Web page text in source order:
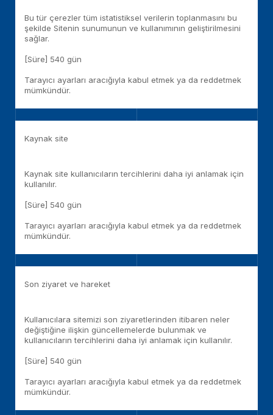
Bu tür çerezler tüm istatistiksel verilerin toplanmasını bu
şekilde Sitenin sunumunun ve kullanımının geliştirilmesini
sağlar.
[Süre] 540 gün
Tarayıcı ayarları aracığıyla kabul etmek ya da reddetmek
mümkündür.
Kaynak site
Kaynak site kullanıcıların tercihlerini daha iyi anlamak için
kullanılır.
[Süre] 540 gün
Tarayıcı ayarları aracığıyla kabul etmek ya da reddetmek
mümkündür.
Son ziyaret ve hareket
Kullanıcılara sitemizi son ziyaretlerinden itibaren neler
değiştiğine ilişkin güncellemelerde bulunmak ve
kullanıcıların tercihlerini daha iyi anlamak için kullanılır.
[Süre] 540 gün
Tarayıcı ayarları aracığıyla kabul etmek ya da reddetmek
mümkündür.